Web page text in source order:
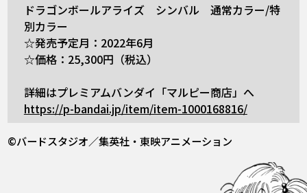
ドラゴンボールアライズ シンバル 通常カラー/特
別カラー
☆発売予定月：2022年6月
☆価格：25,300円（税込）
詳細はプレミアムバンダイ「マルピー商店」へ
https://p-bandai.jp/item/item-1000168816/
©バードスタジオ／集英社・東映アニメーション